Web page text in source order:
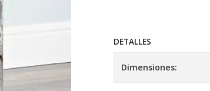
DETALLES
Dimensiones: